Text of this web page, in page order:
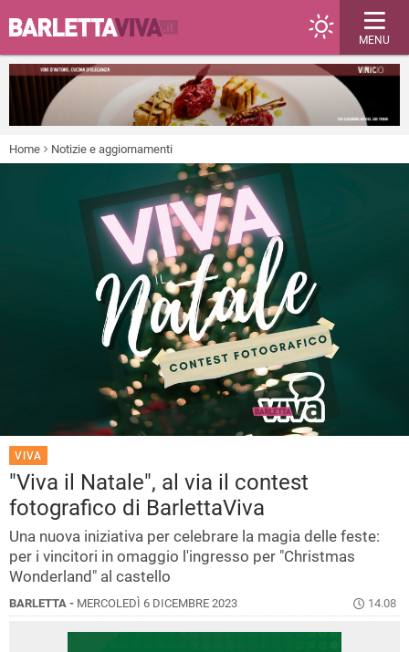
MENU
Home Notizie e aggiornamenti
VIVA
"Viva il Natale", al via il contest
fotografico di BarlettaViva
Una nuova iniziativa per celebrare la magia delle feste:
per i vincitori in omaggio l'ingresso per "Christmas
Wonderland" al castello
BARLETTA - MERCOLEDÌ 6 DICEMBRE 2023 14.08